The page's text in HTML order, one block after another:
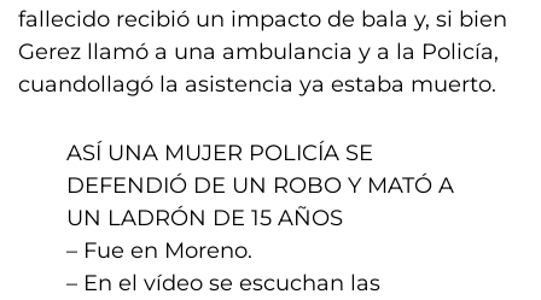
fallecido recibió un impacto de bala y, si bien
Gerez llamó a una ambulancia y a la Policía,
cuandollagó la asistencia ya estaba muerto.
ASÍ UNA MUJER POLICÍA SE
DEFENDIÓ DE UN ROBO Y MATÓ A
UN LADRÓN DE 15 AÑOS
– Fue en Moreno.
– En el vídeo se escuchan las